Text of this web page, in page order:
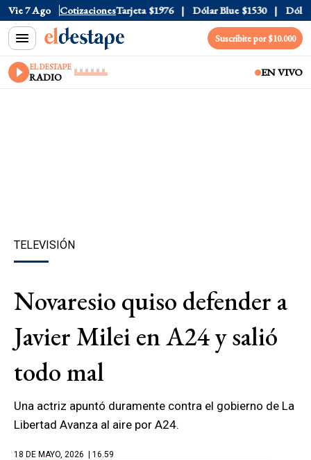
Vie 7 Ago Cotizaciones
$1520 Dólar Tarjeta $1976 Dólar Blue $1530 Dólar
Suscribite por $10.000
EL DESTAPE
RADIO EN VIVO
TELEVISIÓN
Novaresio quiso defender a
Javier Milei en A24 y salió
todo mal
Una actriz apuntó duramente contra el gobierno de La
Libertad Avanza al aire por A24.
18 DE MAYO, 2026 | 16.59